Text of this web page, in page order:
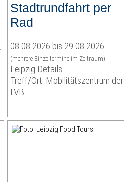
Stadtrundfahrt per
Rad
08.08.2026 bis 29.08.2026
(mehrere Einzeltermine im Zeitraum)
Leipzig Details
Treff/Ort: Mobilitätszentrum der
LVB